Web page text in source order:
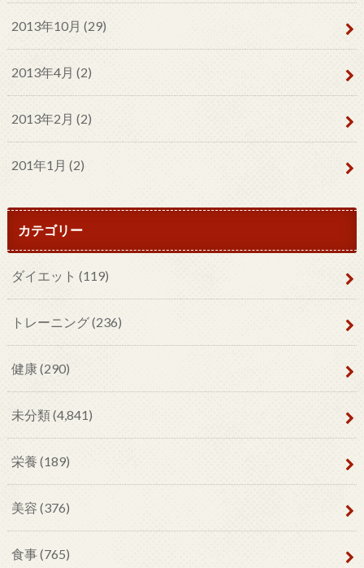
2013年10月 (29)
2013年4月 (2)
2013年2月 (2)
201年1月 (2)
カテゴリー
ダイエット (119)
トレーニング(236)
健康(290)
未分類(4,841)
栄養 (189)
美容 (376)
食事(765)